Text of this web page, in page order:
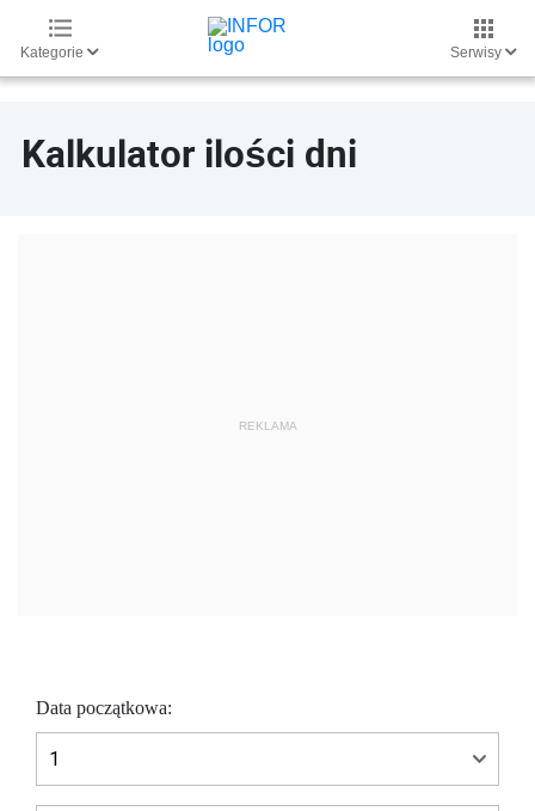
Kategorie Serwisy
Kalkulator ilości dni
Data początkowa: